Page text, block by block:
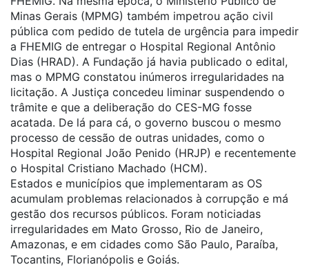
Minas Gerais (MPMG) também impetrou ação civil
pública com pedido de tutela de urgência para impedir
a FHEMIG de entregar o Hospital Regional Antônio
Dias (HRAD). A Fundação já havia publicado o edital,
mas o MPMG constatou inúmeros irregularidades na
licitação. A Justiça concedeu liminar suspendendo o
trâmite e que a deliberação do CES-MG fosse
acatada. De lá para cá, o governo buscou o mesmo
processo de cessão de outras unidades, como o
Hospital Regional João Penido (HRJP) e recentemente
o Hospital Cristiano Machado (HCM).
Estados e municípios que implementaram as OS
acumulam problemas relacionados à corrupção e má
gestão dos recursos públicos. Foram noticiadas
irregularidades em Mato Grosso, Rio de Janeiro,
Amazonas, e em cidades como São Paulo, Paraíba,
Tocantins, Florianópolis e Goiás.